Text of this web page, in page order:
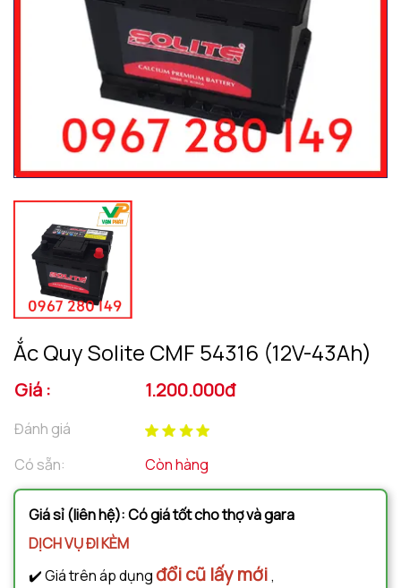
Ắc Quy Solite CMF 54316 (12V-43Ah)
Giá : 1.200.000đ
Đánh giá
Có sẵn:
Còn hàng
Giá sỉ (liên hệ): Có giá tốt cho thợ và gara
DỊCH VỤ ĐI KÈM
✔️ Giá trên áp dụngđổi cũ lấy mới,